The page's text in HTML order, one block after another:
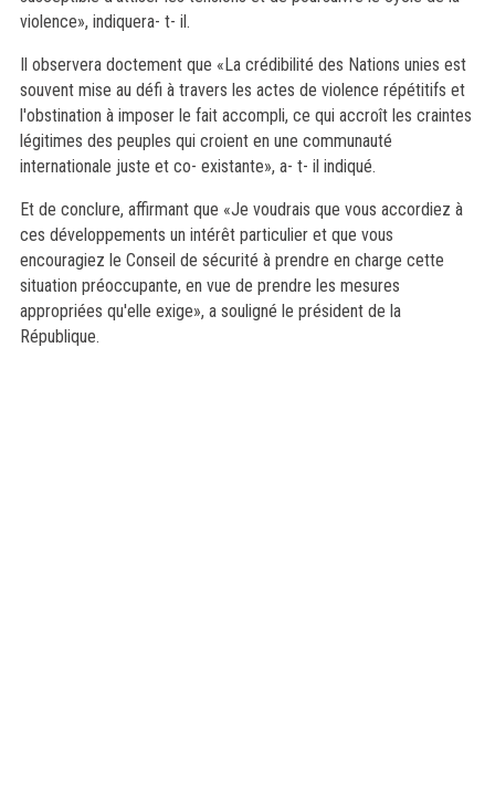
violence», indiquera- t- il.
Il observera doctement que «La crédibilité des Nations unies est
souvent mise au défi à travers les actes de violence répétitifs et
l'obstination à imposer le fait accompli, ce qui accroît les craintes
légitimes des peuples qui croient en une communauté
internationale juste et co- existante», a- t- il indiqué.
Et de conclure, affirmant que «Je voudrais que vous accordiez à
ces développements un intérêt particulier et que vous
encouragiez le Conseil de sécurité à prendre en charge cette
situation préoccupante, en vue de prendre les mesures
appropriées qu'elle exige», a souligné le président de la
République.